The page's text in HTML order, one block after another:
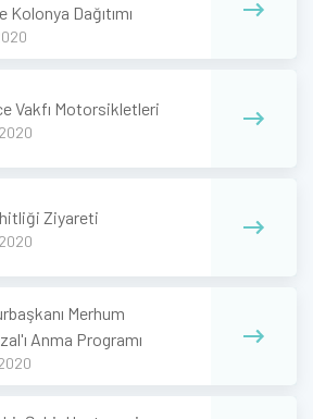
Kolonya Dağıtımı
Vakfı Motorsikletleri
Ziyareti
Merhum
Anma Programı